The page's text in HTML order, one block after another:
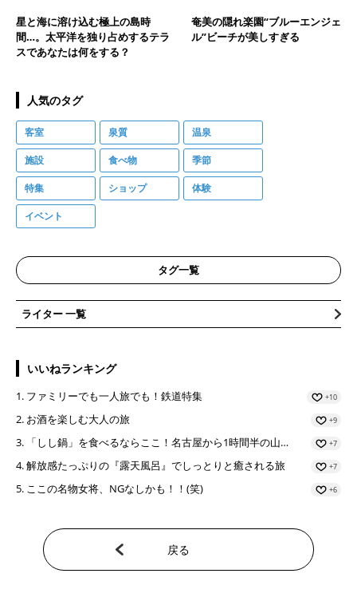
星と海に溶け込む極上の島時
間…。太平洋を独り占めするテラ
スであなたは何をする？
奄美の隠れ楽園“ブルーエンジェ
ル”ビーチが美しすぎる
人気のタグ
客室 泉質 温泉
施設 食べ物 季節
特集 ショップ 体験
イベント
タグ一覧
ライター 一覧
いいねランキング
ファミリーでも一人旅でも！鉄道特集 +10
お酒を楽しむ大人の旅 +9
「しし鍋」を食べるならここ！名古屋から1時間半の山… +7
解放感たっぷりの『露天風呂』でしっとりと癒される旅 +7
ここの名物女将、NGなしかも！！(笑) +6
戻る